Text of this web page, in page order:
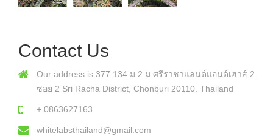
Contact Us
Our address is 377 134 ม.2 ม ศรีราชาแลนด์แอนด์เฮาส์ 2
ซอย 2 Sri Racha District, Chonburi 20110. Thailand
+ 0863627163
whitelabsthailand@gmail.com